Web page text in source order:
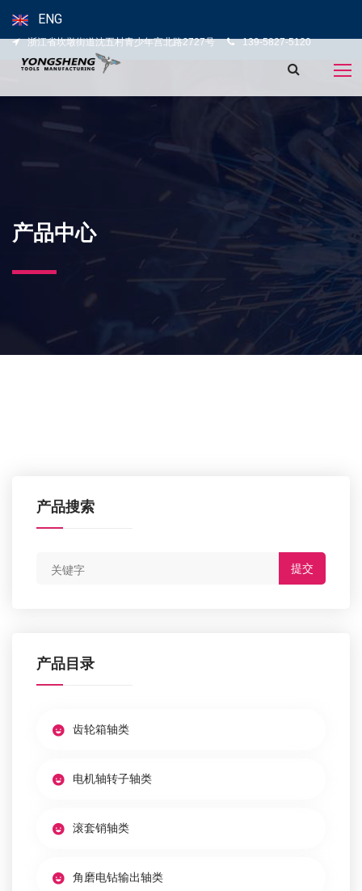
ENG
浙江省坎墩街道沈五村青少年宫北路2727号 139-5827-5120
产品中心
产品搜索
提交
产品目录
齿轮箱轴类
电机轴转子轴类
滚套销轴类
角磨电钻输出轴类